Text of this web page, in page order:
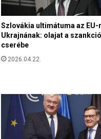
Szlovákia ultimátuma az EU-
Ukrajnának: olajat a
cserébe
2026.04.22.